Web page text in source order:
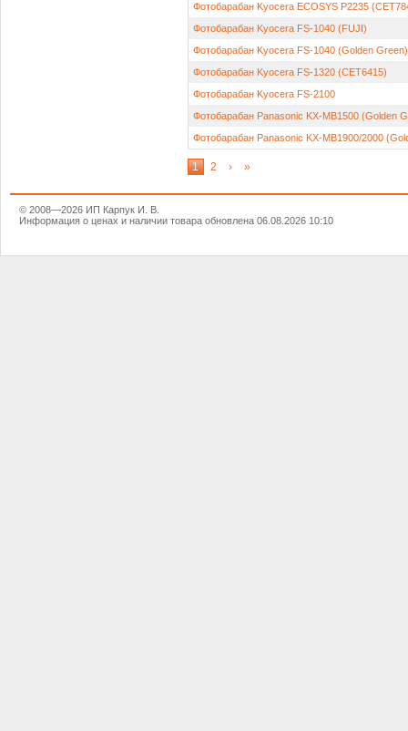
Фотобарабан Kyocera ECOSYS P2235
Фотобарабан Kyocera FS-1040 (FUJI)
Фотобарабан Kyocera FS-1040 (Golden Green)
Фотобарабан Kyocera FS-1320 (CET6415)
Фотобарабан Kyocera FS-2100
Фотобарабан Panasonic KX-MB1500 (Golden
Фотобарабан Panasonic KX-MB1900/2000
1 2 › »
© 2008—2026 ИП Карпук И. В.
Информация о ценах и наличии товара обновлена 06.08.2026 10:10